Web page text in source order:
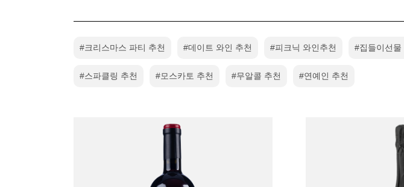
#크리스마스 파티 추천 #데이트 와인 추천 #피크닉 와인추천 #집들이선물
#스파클링 추천 #모스카토 추천 #무알콜 추천 #연예인 추천